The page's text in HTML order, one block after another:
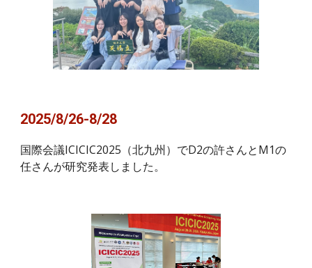
2025/8/26-8/28
国際会議ICICIC2025（北九州）でD2の許さんとM1の
任さんが研究発表しました。